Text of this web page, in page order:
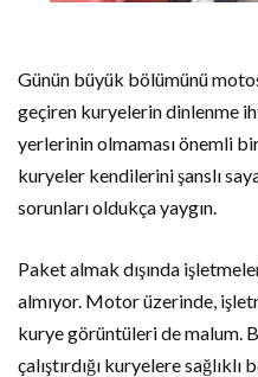
Günün büyük bölümünü
geçiren kuryelerin dinlenme
yerlerinin olmaması önemli
kuryeler kendilerini şanslı
sorunları oldukça yaygın.
Paket almak dışında
almıyor. Motor üzerinde,
kurye görüntüleri de malum.
çalıştırdığı kuryelere